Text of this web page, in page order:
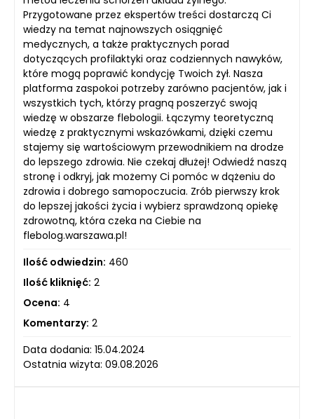
Przygotowane przez ekspertów treści dostarczą Ci
wiedzy na temat najnowszych osiągnięć
medycznych, a także praktycznych porad
dotyczących profilaktyki oraz codziennych nawyków,
które mogą poprawić kondycję Twoich żył. Nasza
platforma zaspokoi potrzeby zarówno pacjentów, jak i
wszystkich tych, którzy pragną poszerzyć swoją
wiedzę w obszarze flebologii. Łączymy teoretyczną
wiedzę z praktycznymi wskazówkami, dzięki czemu
stajemy się wartościowym przewodnikiem na drodze
do lepszego zdrowia. Nie czekaj dłużej! Odwiedź naszą
stronę i odkryj, jak możemy Ci pomóc w dążeniu do
zdrowia i dobrego samopoczucia. Zrób pierwszy krok
do lepszej jakości życia i wybierz sprawdzoną opiekę
zdrowotną, która czeka na Ciebie na
flebolog.warszawa.pl!
Ilość odwiedzin: 460
Ilość kliknięć: 2
Ocena: 4
Komentarzy: 2
Data dodania: 15.04.2024
Ostatnia wizyta: 09.08.2026